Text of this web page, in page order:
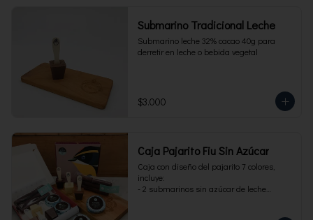
Submarino Tradicional Leche
Submarino leche 32% cacao 40g para
derretir en leche o bebida vegetal
$3.000
Caja Pajarito Fiu Sin Azúcar
Caja con diseño del pajarito 7 colores,
incluye:
- 2 submarinos sin azúcar de leche